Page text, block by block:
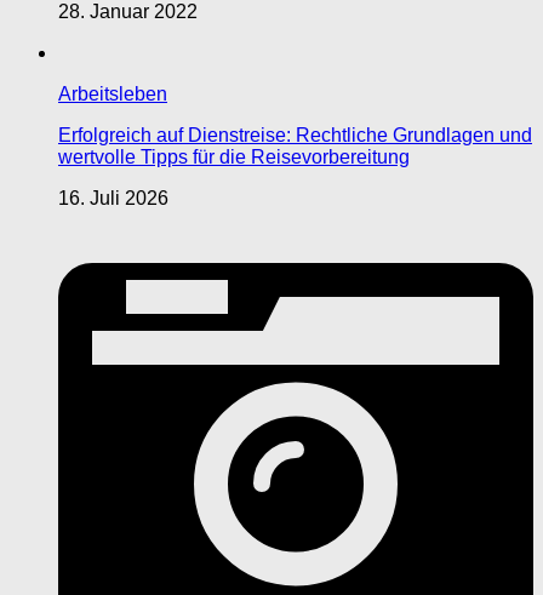
28. Januar 2022
Arbeitsleben
Erfolgreich auf Dienstreise: Rechtliche Grundlagen und
wertvolle Tipps für die Reisevorbereitung
16. Juli 2026